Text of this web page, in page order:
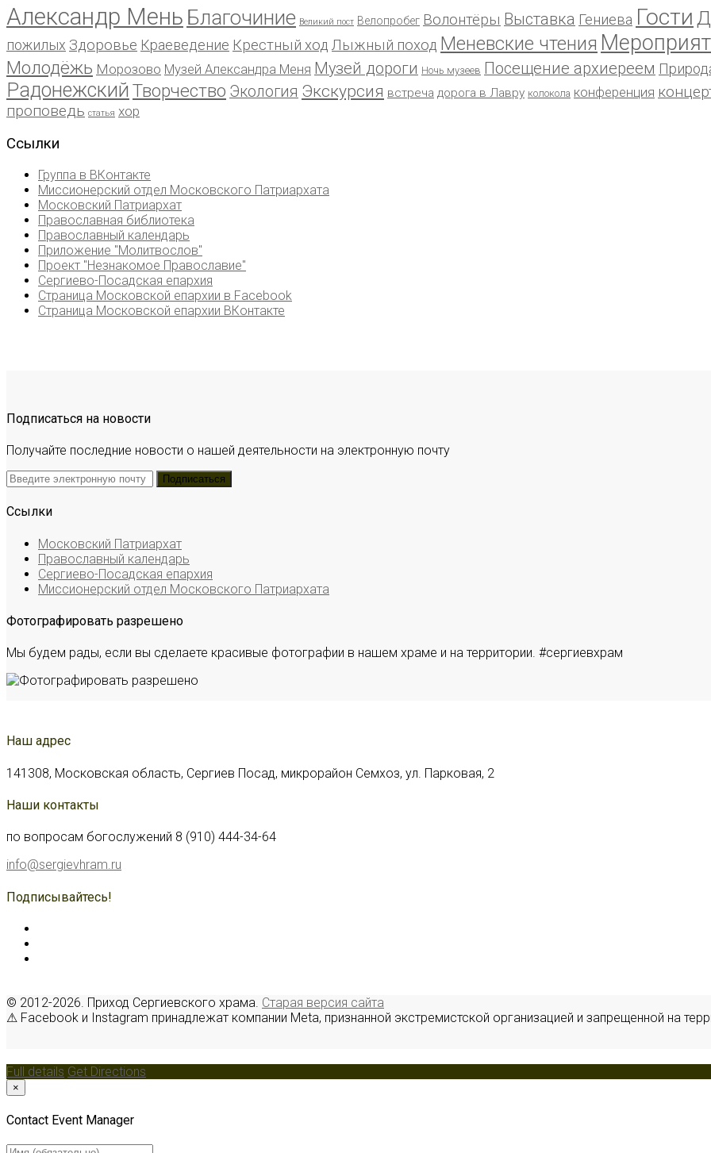
Александр Мень Благочиние Великий пост Велопробег Волонтёры Выставка Гениева Гости
пожилых Здоровье Краеведение Крестный ход Лыжный поход Меневские чтения
Молодёжь Морозово Музей Александра Меня Музей дороги Ночь музеев Посещение архиереем
Радонежский Творчество Экология Экскурсия встреча дорога в Лавру колокола конференция
проповедь статья хор
Ссылки
Группа в ВКонтакте
Миссионерский отдел Московского Патриархата
Московский Патриархат
Православная библиотека
Православный календарь
Приложение "Молитвослов"
Проект "Незнакомое Православие"
Сергиево-Посадская епархия
Страница Московской епархии в Facebook
Страница Московской епархии ВКонтакте
Подписаться на новости
Получайте последние новости о нашей деятельности на электронную почту
Ссылки
Московский Патриархат
Православный календарь
Сергиево-Посадская епархия
Миссионерский отдел Московского Патриархата
Фотографировать разрешено
Мы будем рады, если вы сделаете красивые фотографии в нашем храме и на территории. #сергиевхрам
Наш адрес
141308, Московская область, Сергиев Посад, микрорайон Семхоз, ул. Парковая, 2
Наши контакты
по вопросам богослужений 8 (910) 444-34-64
info@sergievhram.ru
Подписывайтесь!
© 2012-2026. Приход Сергиевского храма. Старая версия сайта
⚠ Facebook и Instagram принадлежат компании Meta, признанной экстремистской организацией и запрещенной на
Full details Get Directions
×
Contact Event Manager